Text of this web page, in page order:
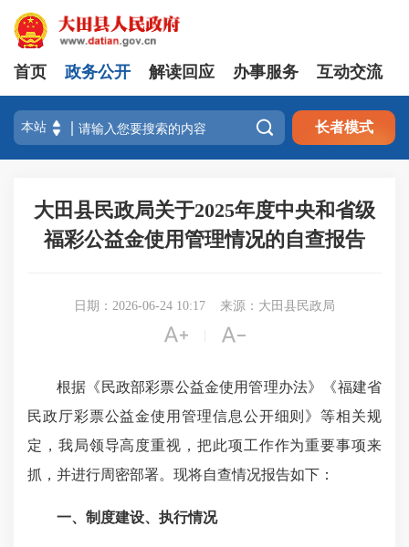
首页 政务公开 解读回应 办事服务 互动交流
 长者模式
大田县民政局关于2025年度中央和省级
福彩公益金使用管理情况的自查报告
日期：2026-06-24 10:17 来源：大田县民政局
 
根据《民政部彩票公益金使用管理办法》《福建省
民政厅彩票公益金使用管理信息公开细则》等相关规
定，我局领导高度重视，把此项工作作为重要事项来
抓，并进行周密部署。现将自查情况报告如下：
一、制度建设、执行情况